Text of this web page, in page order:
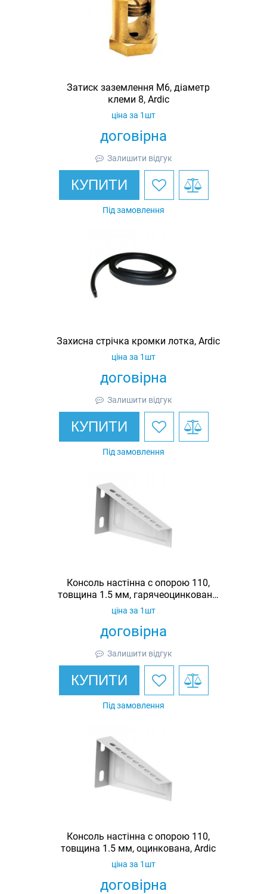
Затиск заземлення M6, діаметр
клеми 8, Ardic
договірна
ціна за 1шт
Залишити відгук
КУПИТИ
Під замовлення
Захисна стрічка кромки лотка, Ardic
договірна
ціна за 1шт
Залишити відгук
КУПИТИ
Під замовлення
Консоль настінна c опорою 110,
товщина 1.5 мм, гарячеоцинкована,
Ardic
договірна
ціна за 1шт
Залишити відгук
КУПИТИ
Під замовлення
Консоль настінна c опорою 110,
товщина 1.5 мм, оцинкована, Ardic
договірна
ціна за 1шт